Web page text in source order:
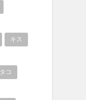
キス
タコ